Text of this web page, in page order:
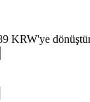
vadeli